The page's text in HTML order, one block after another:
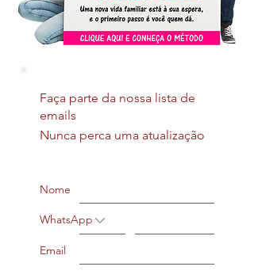
Faça parte da nossa lista de
emails
Nunca perca uma atualização
Nome
WhatsApp
Email